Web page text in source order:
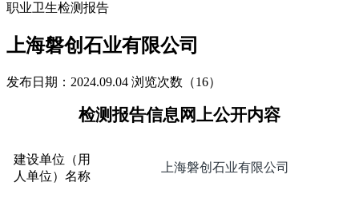
职业卫生检测报告
上海磐创石业有限公司
发布日期：2024.09.04 浏览次数（16）
检测报告信息网上公开内容
建设单位（用
人单位）名称
上海磐创石业有限公司